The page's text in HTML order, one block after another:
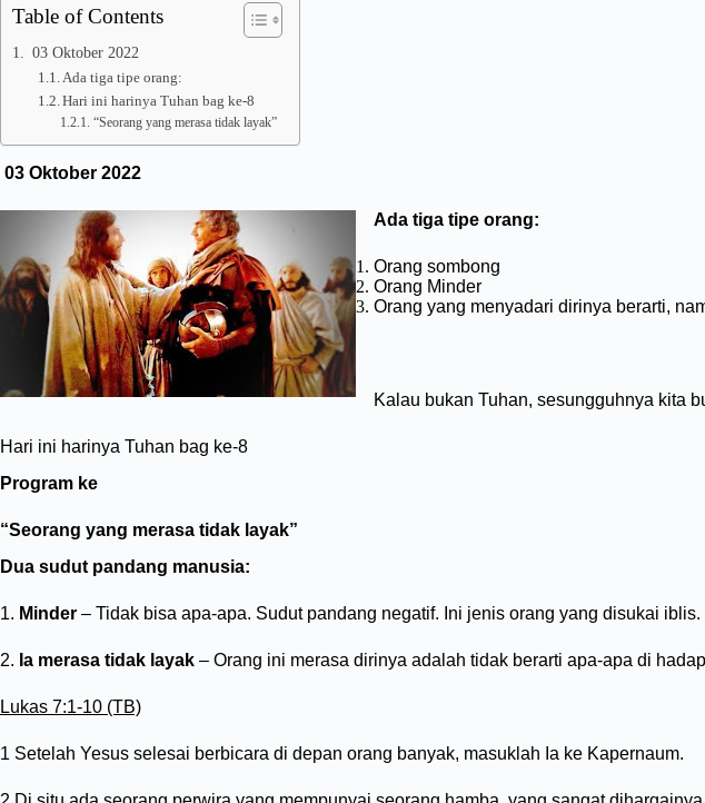
Table of Contents
03 Oktober 2022
Ada tiga tipe orang:
Hari ini harinya Tuhan bag ke-8
“Seorang yang merasa tidak layak”
03 Oktober 2022
Ada tiga tipe orang:
Orang sombong
Orang Minder
Orang yang menyadari dirinya berarti,
Kalau bukan Tuhan, sesungguhnya kita
Hari ini harinya Tuhan bag ke-8
Program ke
“Seorang yang merasa tidak layak”
Dua sudut pandang manusia:
1. Minder – Tidak bisa apa-apa. Sudut pandang negatif. Ini jenis orang yang disukai
2. Ia merasa tidak layak – Orang ini merasa dirinya adalah tidak berarti apa-apa di
Lukas 7:1-10 (TB)
1 Setelah Yesus selesai berbicara di depan orang banyak, masuklah Ia ke Kapernaum.